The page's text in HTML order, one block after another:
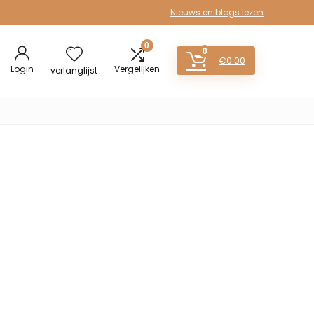
Nieuws en blogs lezen
Login verlanglijst
0
Vergelijken
0
€0.00